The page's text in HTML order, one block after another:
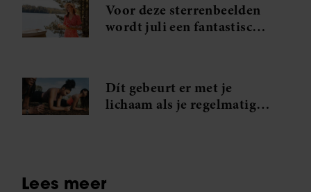
Voor deze sterrenbeelden
wordt juli een fantastische
Dít gebeurt er met je
lichaam als je regelmatig